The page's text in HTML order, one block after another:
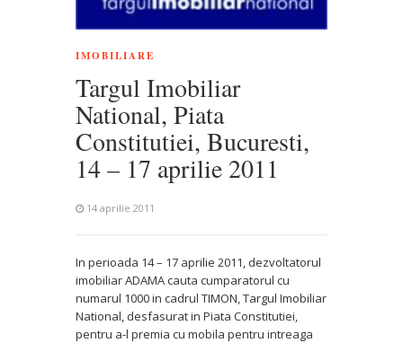
IMOBILIARE
Targul Imobiliar
National, Piata
Constitutiei, Bucuresti,
14 – 17 aprilie 2011
14 aprilie 2011
In perioada 14 – 17 aprilie 2011, dezvoltatorul
imobiliar ADAMA cauta cumparatorul cu
numarul 1000 in cadrul TIMON, Targul Imobiliar
National, desfasurat in Piata Constitutiei,
pentru a-l premia cu mobila pentru intreaga